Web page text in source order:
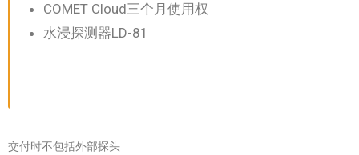
COMET Cloud三个月使用权
水浸探测器LD-81
交付时不包括外部探头